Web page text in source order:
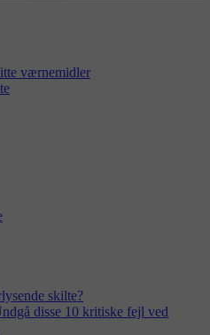
værnemidler
skilte?
disse 10 kritiske fejl ved